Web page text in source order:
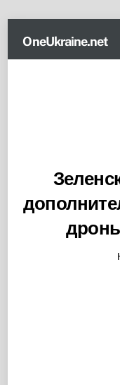
content
OneUkraine.net